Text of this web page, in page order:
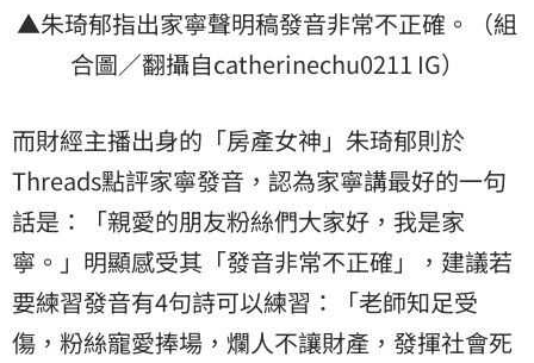
▲朱琦郁指出家寧聲明稿發音非常不正確。（組
合圖／翻攝自catherinechu0211 IG）
而財經主播出身的「房產女神」朱琦郁則於
Threads點評家寧發音，認為家寧講最好的一句
話是：「親愛的朋友粉絲們大家好，我是家
寧。」明顯感受其「發音非常不正確」，建議若
要練習發音有4句詩可以練習：「老師知足受
傷，粉絲寵愛捧場，爛人不讓財產，發揮社會死